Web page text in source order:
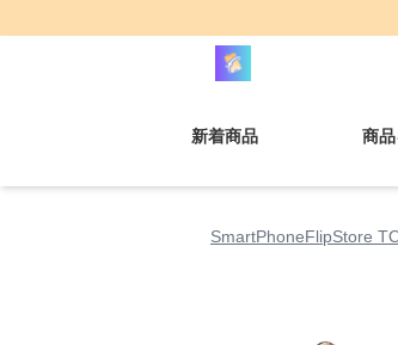
新着商品 商
SmartPhoneFlipStore